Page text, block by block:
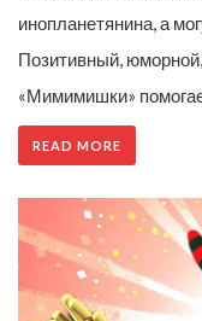
инопланетянина, а
Позитивный,
«Мимимишки»
READ MORE